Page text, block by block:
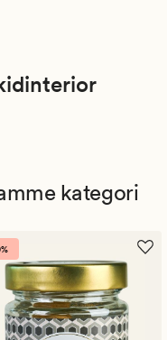
kategori